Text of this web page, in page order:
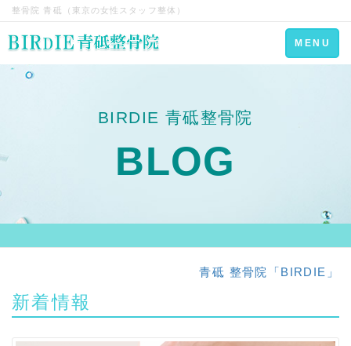
整骨院 青砥（東京の女性スタッフ整体）
Toggle
navigation
MENU
BIRDIE 青砥整骨院
BLOG
青砥 整骨院「BIRDIE」
新着情報